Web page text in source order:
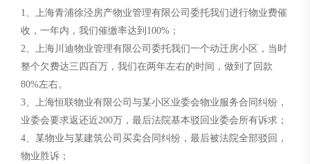
1、上海青浦徐泾房产物业管理有限公司委托我们进行物业费催
收，一年内，我们催缴率达到100%；
2、上海川迪物业管理有限公司委托我们一个动迁房小区，当时
整个欠费达三四百万，我们在两年左右的时间，做到了回款
80%左右。
3、上海恒联物业有限公司与某小区业委会物业服务合同纠纷，
业委会要求返还近200万，最后法院基本驳回业委会所有诉求；
4、某物业与某建筑公司买卖合同纠纷，最后被法院全部驳回，
物业胜诉；